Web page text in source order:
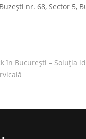
nr. 68, Sector 5,
în București – Soluția